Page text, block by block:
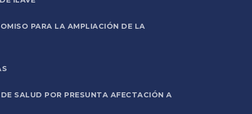
PARA LA AMPLIACIÓN DE LA
SALUD POR PRESUNTA AFECTACIÓN A